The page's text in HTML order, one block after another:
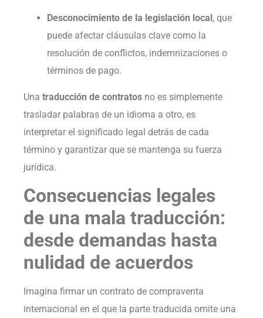
Desconocimiento de la legislación local , que
puede afectar cláusulas clave como la
resolución de conflictos, indemnizaciones o
términos de pago.
Una traducción de contratos no es simplemente
trasladar palabras de un idioma a otro, es
interpretar el significado legal detrás de cada
término y garantizar que se mantenga su fuerza
jurídica.
Consecuencias legales
de una mala traducción:
desde demandas hasta
nulidad de acuerdos
Imagina firmar un contrato de compraventa
internacional en el que la parte traducida omite una